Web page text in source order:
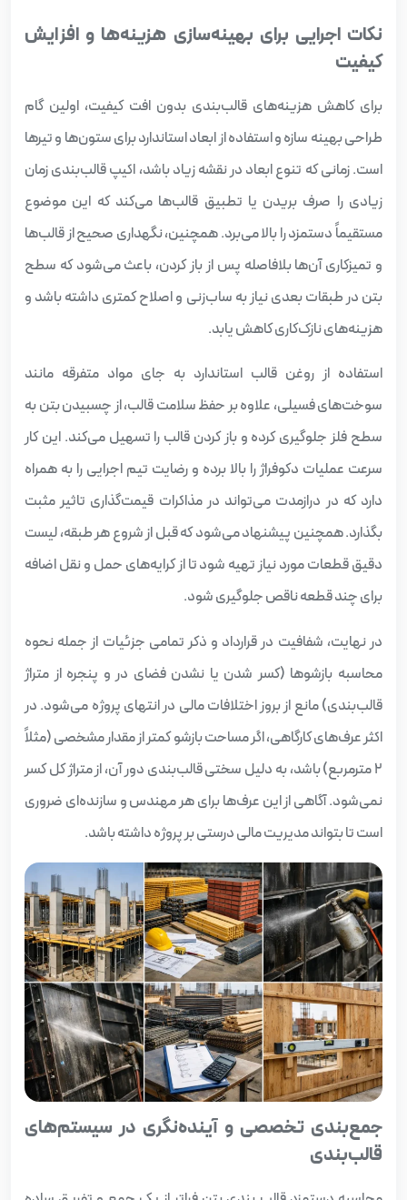
نکات اجرایی برای بهینه‌سازی هزینه‌ها و افزایش
کیفیت
برای کاهش هزینه‌های قالب‌بندی بدون افت کیفیت، اولین گام
طراحی بهینه سازه و استفاده از ابعاد استاندارد برای ستون‌ها و تیرها
است. زمانی که تنوع ابعاد در نقشه زیاد باشد، اکیپ قالب‌بندی زمان
زیادی را صرف بریدن یا تطبیق قالب‌ها می‌کند که این موضوع
مستقیماً دستمزد را بالا می‌برد. همچنین، نگهداری صحیح از قالب‌ها
و تمیزکاری آن‌ها بلافاصله پس از باز کردن، باعث می‌شود که سطح
بتن در طبقات بعدی نیاز به ساب‌زنی و اصلاح کمتری داشته باشد و
هزینه‌های نازک‌کاری کاهش یابد.
استفاده از روغن قالب استاندارد به جای مواد متفرقه مانند
سوخت‌های فسیلی، علاوه بر حفظ سلامت قالب، از چسبیدن بتن به
سطح فلز جلوگیری کرده و باز کردن قالب را تسهیل می‌کند. این کار
سرعت عملیات دکوفراژ را بالا برده و رضایت تیم اجرایی را به همراه
دارد که در درازمدت می‌تواند در مذاکرات قیمت‌گذاری تاثیر مثبت
بگذارد. همچنین پیشنهاد می‌شود که قبل از شروع هر طبقه، لیست
دقیق قطعات مورد نیاز تهیه شود تا از کرایه‌های حمل و نقل اضافه
برای چند قطعه ناقص جلوگیری شود.
در نهایت، شفافیت در قرارداد و ذکر تمامی جزئیات از جمله نحوه
محاسبه بازشوها (کسر شدن یا نشدن فضای در و پنجره از متراژ
قالب‌بندی) مانع از بروز اختلافات مالی در انتهای پروژه می‌شود. در
اکثر عرف‌های کارگاهی، اگر مساحت بازشو کمتر از مقدار مشخصی (مثلاً
۲ مترمربع) باشد، به دلیل سختی قالب‌بندی دور آن، از متراژ کل کسر
نمی‌شود. آگاهی از این عرف‌ها برای هر مهندس و سازنده‌ای ضروری
است تا بتواند مدیریت مالی درستی بر پروژه داشته باشد.
جمع‌بندی تخصصی و آینده‌نگری در سیستم‌های
قالب‌بندی